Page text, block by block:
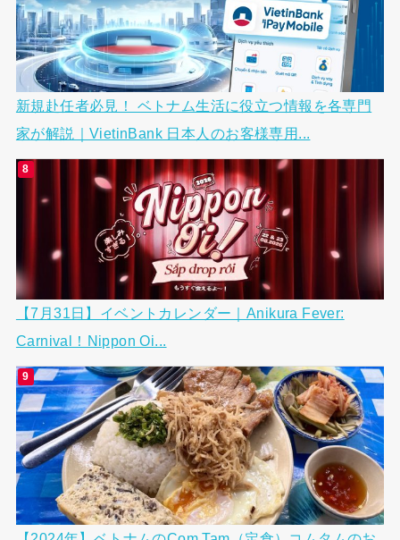
新規赴任者必見！ ベトナム生活に役立つ情報を各専門
家が解説｜VietinBank 日本人のお客様専用...
【7月31日】イベントカレンダー｜Anikura Fever:
Carnival！Nippon Oi...